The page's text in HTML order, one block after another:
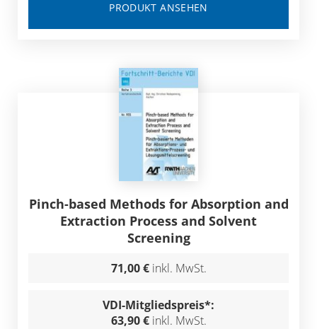
PRODUKT ANSEHEN
Pinch-based Methods for Absorption and
Extraction Process and Solvent
Screening
71,00 € inkl. MwSt.
VDI-Mitgliedspreis*:
63,90 € inkl. MwSt.